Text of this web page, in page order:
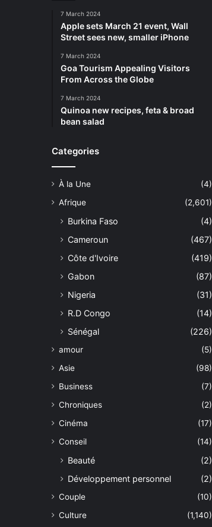
7 March 2024
Apple sets March 21 event, Wall
Street sees new, smaller iPhone
7 March 2024
Goa Tourism Appealing Visitors
From Across the Globe
7 March 2024
Quinoa new recipes, feta & broad
bean salad
Categories
À la Une
(4)
Afrique
(2,601)
Burkina Faso
(4)
Cameroun
(467)
Côte d'Ivoire
(419)
Gabon
(87)
Nigeria
(31)
R.D Congo
(14)
Sénégal
(226)
amour
(5)
Asie
(98)
Business
(7)
Chroniques
(2)
Cinéma
(17)
Conseil
(14)
Beauté
(2)
Développement personnel
(2)
Couple
(10)
Culture
(1,140)